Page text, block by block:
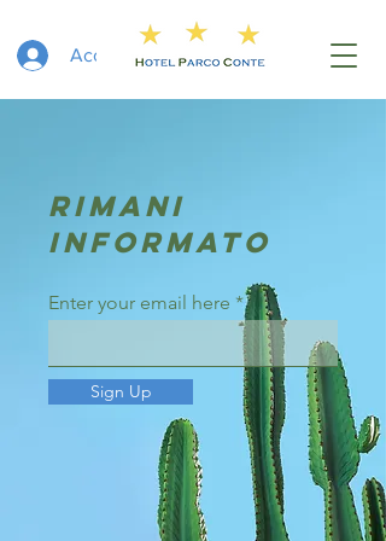
Accedi
RIMANI
INFORMATO
Enter your email here
Sign Up